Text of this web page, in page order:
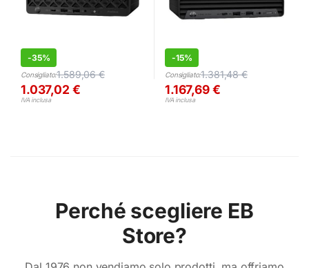
-35%
Consigliato:1.589,06€
1.037,02 €
IVA inclusa
-15%
Consigliato:1.381,48€
1.167,69€
IVA inclusa
Perché scegliere EB
Store?